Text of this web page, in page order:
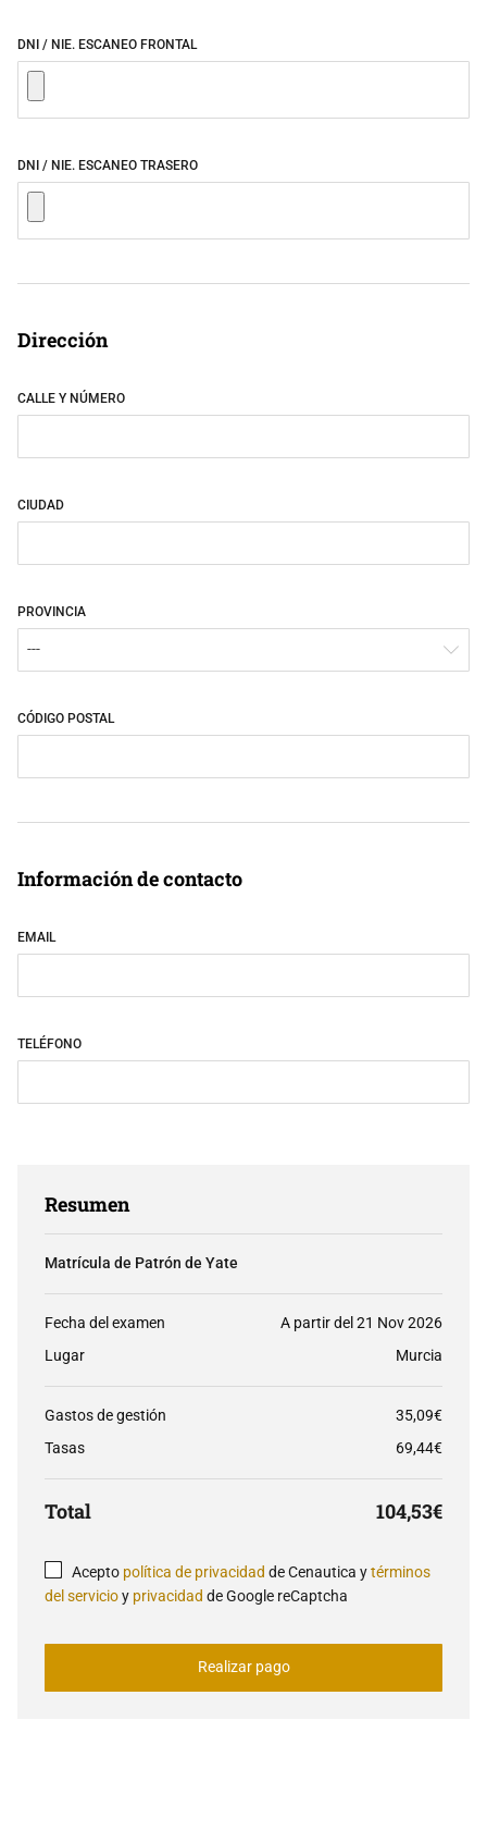
DNI / NIE. ESCANEO FRONTAL
DNI / NIE. ESCANEO TRASERO
Dirección
CALLE Y NÚMERO
CIUDAD
PROVINCIA
---
CÓDIGO POSTAL
Información de contacto
EMAIL
TELÉFONO
Resumen
Matrícula de Patrón de Yate
Fecha del examen
A partir del 21 Nov 2026
Lugar
Murcia
Gastos de gestión
35,09€
Tasas
69,44€
Total 104,53€
Acepto política de privacidad de Cenautica ytérminos
del servicioy privacidad de Google reCaptcha